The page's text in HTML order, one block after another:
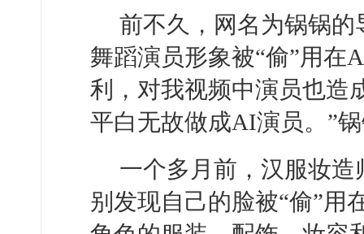
前不久，网名为锅锅
舞蹈演员形象被“偷”用在
利，对我视频中演员也造
平白无故做成AI演员。”
一个多月前，汉服妆
别发现自己的脸被“偷”用